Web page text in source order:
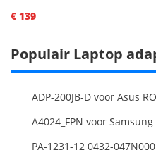
€ 139
Populair Laptop
PA-1231-12 0432-